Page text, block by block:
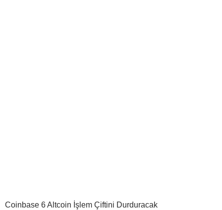
Coinbase 6 Altcoin İşlem Çiftini Durduracak